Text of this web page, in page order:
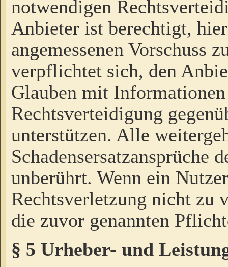
notwendigen
Anbieter ist berechtigt,
angemessenen Vorschuss
verpflichtet sich, den
Glauben mit
Rechtsverteidigung
unterstützen. Alle
Schadensersatzansprüche
unberührt. Wenn ein
Rechtsverletzung nicht zu
die zuvor genannten
§ 5 Urheber- und